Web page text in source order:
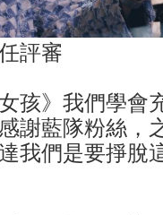
評審
孩》我們學會
謝藍隊粉絲，
我們是要掙脫